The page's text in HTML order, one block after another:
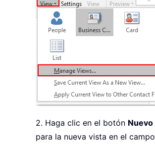
2. Haga clic en el botón Nuevo
para la nueva vista en el campo